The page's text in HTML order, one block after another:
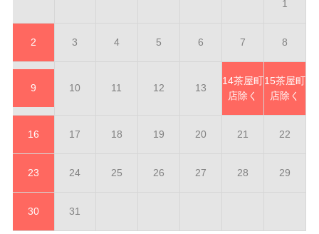
1
2 3 4 5 6 7 8
9 10 11 12 13
14茶屋町
店除く
15茶屋町
店除く
16 17 18 19 20 21 22
23 24 25 26 27 28 29
30 31